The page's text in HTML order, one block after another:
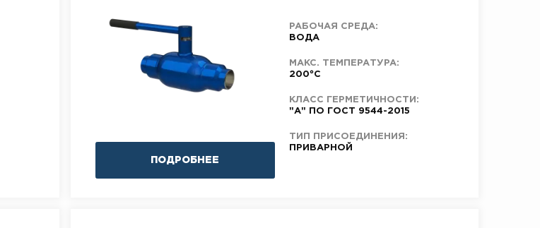
ПОДРОБНЕЕ
РАБОЧАЯ СРЕДА:
ВОДА
МАКС. ТЕМПЕРАТУРА:
200°C
КЛАСС ГЕРМЕТИЧНОСТИ:
"А" ПО ГОСТ 9544-2015
ТИП ПРИСОЕДИНЕНИЯ:
ПРИВАРНОЙ